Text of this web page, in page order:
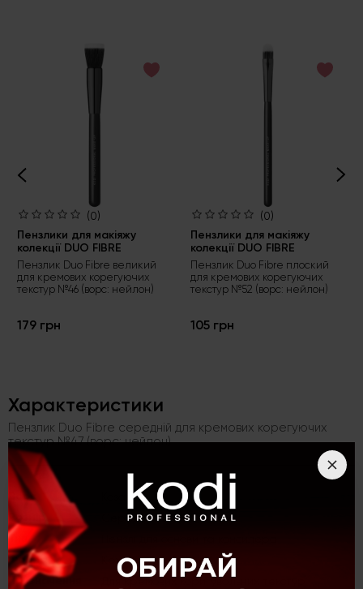
(0)
Пензлики для макіяжу
колекції DUO FIBRE
Пензлик Duo Fibre великий
для кремових корегуючих
текстур №46 (ворс: нейлон)
179 грн
(0)
Пензлики для макіяжу
колекції DUO FIBRE
Пензлик Duo Fibre плоский
для кремових корегуючих
текстур №52 (ворс: нейлон)
105 грн
Характеристики
Пензлик Duo Fibre середній для кремових корегуючих
текстур №47 (ворс: нейлон)
Ворс
Розмір Середній
Тип
Форма Кругла
Призначення Для кремових коригувальних текстур